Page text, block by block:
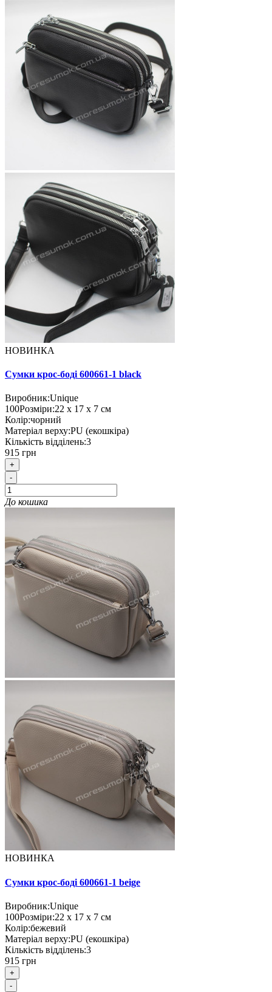
НОВИНКА
Сумки крос-боді 600661-1 black
Виробник:Unique
100Розміри:22 х 17 х 7 см
Колір:чорний
Матеріал верху:PU (екошкіра)
Кількість відділень:3
915 грн
+
-
До кошика
НОВИНКА
Сумки крос-боді 600661-1 beige
Виробник:Unique
100Розміри:22 х 17 х 7 см
Колір:бежевий
Матеріал верху:PU (екошкіра)
Кількість відділень:3
915 грн
+
-